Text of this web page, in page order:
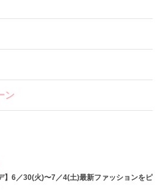
ン
】6／30(火)〜7／4(土)最新ファッションをピ